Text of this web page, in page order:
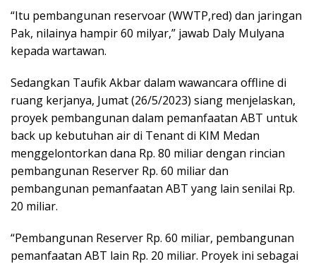
“Itu pembangunan reservoar (WWTP,red) dan jaringan
Pak, nilainya hampir 60 milyar,” jawab Daly Mulyana
kepada wartawan.
Sedangkan Taufik Akbar dalam wawancara offline di
ruang kerjanya, Jumat (26/5/2023) siang menjelaskan,
proyek pembangunan dalam pemanfaatan ABT untuk
back up kebutuhan air di Tenant di KIM Medan
menggelontorkan dana Rp. 80 miliar dengan rincian
pembangunan Reserver Rp. 60 miliar dan
pembangunan pemanfaatan ABT yang lain senilai Rp.
20 miliar.
“Pembangunan Reserver Rp. 60 miliar, pembangunan
pemanfaatan ABT lain Rp. 20 miliar. Proyek ini sebagai